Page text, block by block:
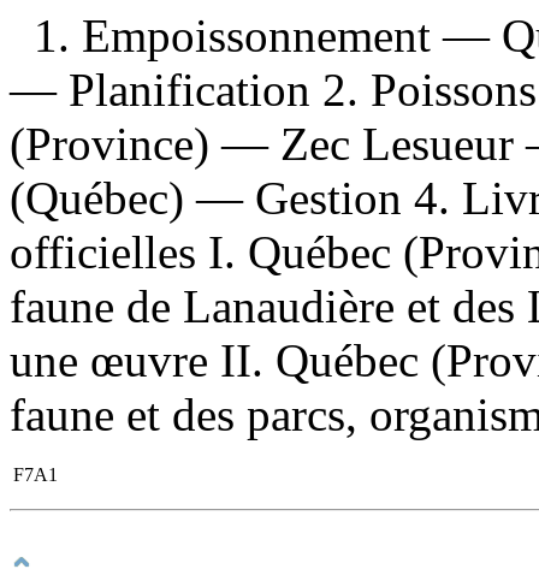
1. Empoissonnement —
— Planification 2.
(Province) — Zec Lesueur
(Québec) — Gestion 4.
officielles I. Québec
faune de Lanaudière et des
une œuvre II. Québec
faune et des parcs,
F7A1